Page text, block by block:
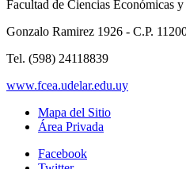
Facultad de Ciencias Económicas
Gonzalo Ramirez 1926 - C.P.
Tel. (598) 24118839
www.fcea.udelar.edu.uy
Mapa del Sitio
Área Privada
Facebook